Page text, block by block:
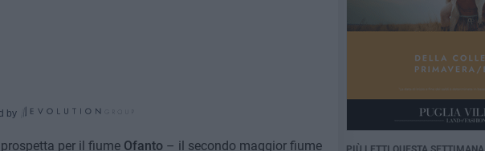
by
per il fiume Ofanto– il secondo maggior fiume